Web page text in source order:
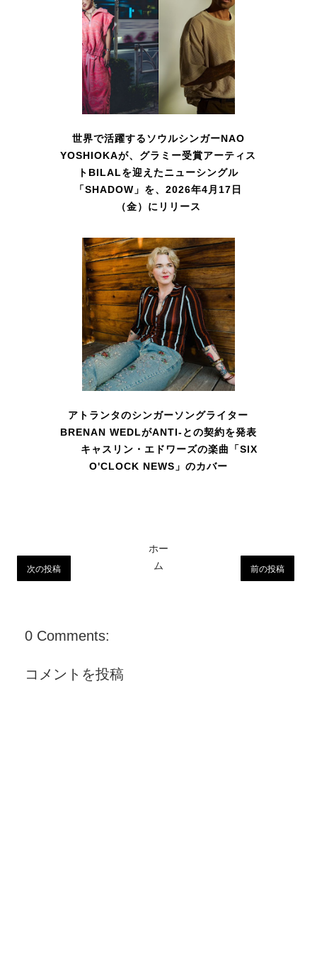
世界で活躍するソウルシンガーNAO
YOSHIOKAが、グラミー受賞アーティス
トBILALを迎えたニューシングル
「SHADOW」を、2026年4月17日
（金）にリリース
アトランタのシンガーソングライター
BRENAN WEDLがANTI-との契約を発表
キャスリン・エドワーズの楽曲「SIX
O'CLOCK NEWS」のカバー
次の投稿 前の投稿
ホー
ム
0 Comments:
コメントを投稿